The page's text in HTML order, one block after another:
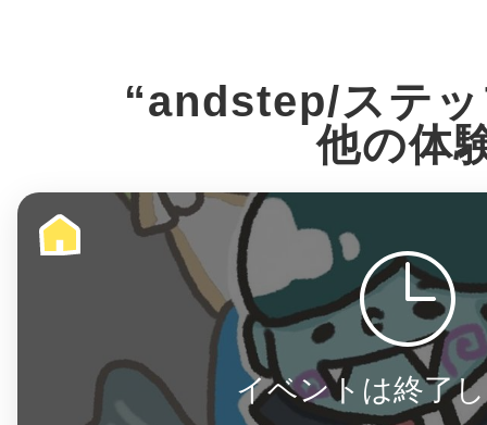
“andstep/ステ
他の体
イベントは終了
相模原
渋谷区